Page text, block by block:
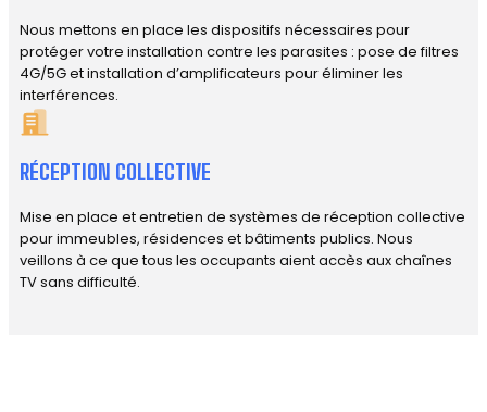
Nous mettons en place les dispositifs nécessaires pour
protéger votre installation contre les parasites : pose de filtres
4G/5G et installation d’amplificateurs pour éliminer les
interférences.
RÉCEPTION COLLECTIVE
Mise en place et entretien de systèmes de réception collective
pour immeubles, résidences et bâtiments publics. Nous
veillons à ce que tous les occupants aient accès aux chaînes
TV sans difficulté.